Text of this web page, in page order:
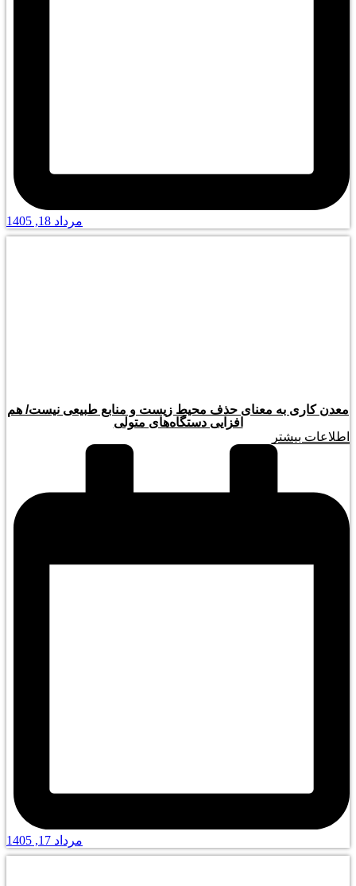
مرداد 18, 1405
معدن کاری به معنای حذف محیط زیست و منابع طبیعی نیست/ هم
افزایی دستگاه‌های متولی
اطلاعات بیشتر
مرداد 17, 1405